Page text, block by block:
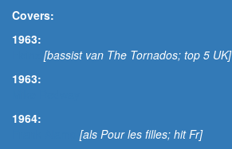
Covers:
1963:
[bassist van The Tornados; top 5 UK]
1963:
1964:
[als Pour les filles; hit Fr]